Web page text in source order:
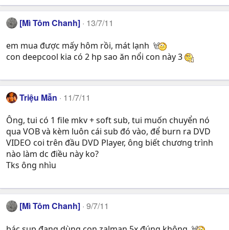
[Mì Tôm Chanh] 13/7/11
em mua được mấy hôm rồi, mát lạnh
con deepcool kia có 2 hp sao ăn nổi con này 3
Triệu Mẫn 11/7/11
Ông, tui có 1 file mkv + soft sub, tui muốn chuyển nó
qua VOB và kèm luôn cái sub đó vào, để burn ra DVD
VIDEO coi trên đầu DVD Player, ông biết chương trình
nào làm dc điều này ko?
Tks ông nhìu
[Mì Tôm Chanh] 9/7/11